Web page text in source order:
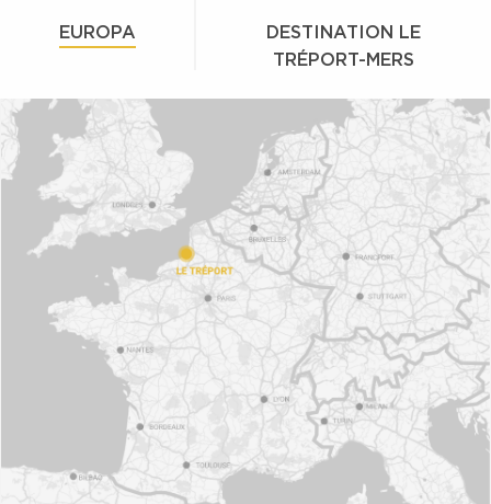
EUROPA
DESTINATION LE
TRÉPORT-MERS